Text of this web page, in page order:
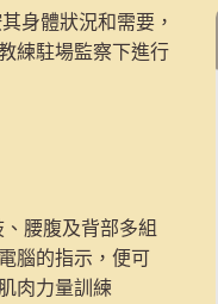
身體狀況和需要，
練駐場監察下進行
腰腹及背部多組
腦的指示，便可
肉力量訓練